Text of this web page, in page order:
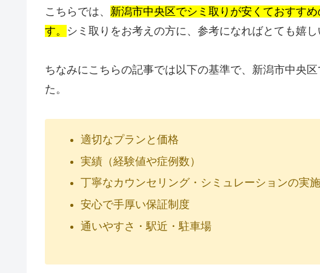
こちらでは、 新潟市中央区でシミ取りが安くておすす
す。 シミ取りをお考えの方に、参考になればとても嬉し
ちなみにこちらの記事では以下の基準で、新潟市中央
た。
適切なプランと価格
実績（経験値や症例数）
丁寧なカウンセリング・シミュレーションの実施
安心で手厚い保証制度
通いやすさ・駅近・駐車場